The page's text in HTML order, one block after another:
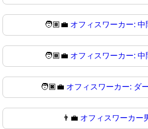
🧑🏽‍💼 オフィスワーカー: 中
🧑🏾‍💼 オフィスワーカー: 中
🧑🏿‍💼 オフィスワーカー: ダ
👨‍💼 オフィスワーカー